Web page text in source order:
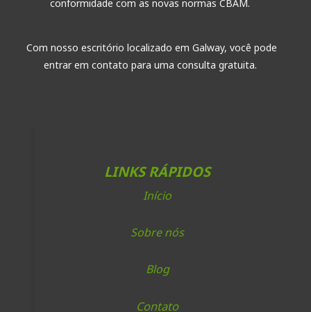
conformidade com as novas normas CBAM.
Com nosso escritório localizado em Galway, você pode
entrar em contato para uma consulta gratuita.
LINKS RÁPIDOS
Início
Sobre nós
Blog
Contato